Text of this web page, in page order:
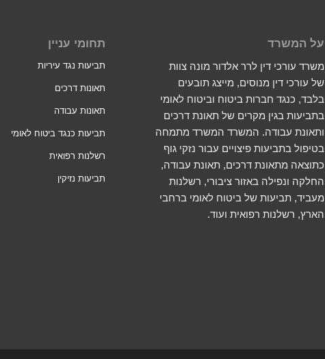
על המשרד
משרד עורכי דין לרר אלדור מונה צוות
של עורכי דין מנוסים, מייצג תובעים
בלבד, כנגד חברות ביטוח וביטוח לאומי
בתביעות בגין מקרים של תאונת דרכים
ותאונת עבודה. המשרד המשרד מתמחה
בטיפול בתביעות פיצויים עבור נזקי גוף
כתוצאה מתאונת דרכים, תאונת עבודה,
החלקה ונפילה באזור ציבורי, רשלנות
מעביד, תביעות של ביטוח לאומי ברחבי
הארץ, רשלנות רפואית ועוד.
תחומי עניין
תביעות נגד עיריות
תאונות דרכים
תאונות עבודה
תביעות כנגד ביטוח לאומי
רשלנות רפואית
תביעות נזיקין